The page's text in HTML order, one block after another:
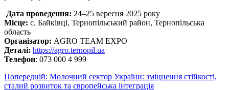
Дата проведення: 24–25 вересня 2025 року
Місце: с. Байківці, Тернопільський район, Тернопільська
область
Організатор: AGRO TEAM EXPO
Деталі: https://agro.ternopil.ua
Телефон: 073 000 4 999
Навігація
Попередній: Молочний сектор України: зміцнення стійкості,
сталий розвиток та європейська інтеграція